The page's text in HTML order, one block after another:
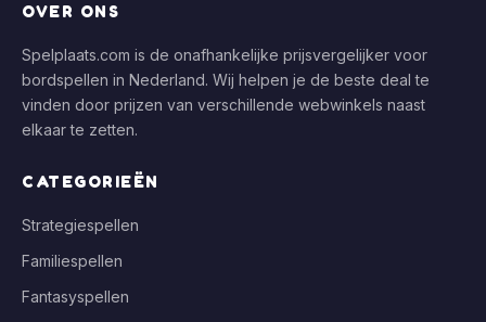
OVER ONS
Spelplaats.com is de onafhankelijke prijsvergelijker voor
bordspellen in Nederland. Wij helpen je de beste deal te
vinden door prijzen van verschillende webwinkels naast
elkaar te zetten.
CATEGORIEËN
Strategiespellen
Familiespellen
Fantasyspellen